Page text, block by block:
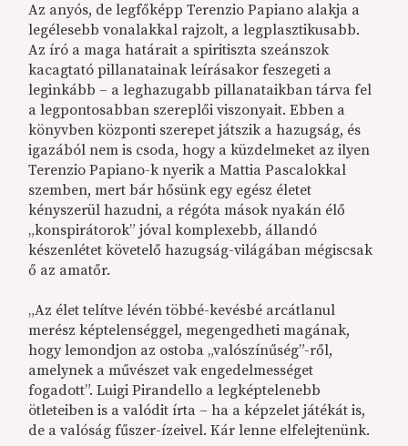
Az anyós, de legfőképp Terenzio Papiano alakja a
legélesebb vonalakkal rajzolt, a legplasztikusabb.
Az író a maga határait a spiritiszta szeánszok
kacagtató pillanatainak leírásakor feszegeti a
leginkább – a leghazugabb pillanataikban tárva fel
a legpontosabban szereplői viszonyait. Ebben a
könyvben központi szerepet játszik a hazugság, és
igazából nem is csoda, hogy a küzdelmeket az ilyen
Terenzio Papiano-k nyerik a Mattia Pascalokkal
szemben, mert bár hősünk egy egész életet
kényszerül hazudni, a régóta mások nyakán élő
„konspirátorok” jóval komplexebb, állandó
készenlétet követelő hazugság-világában mégiscsak
ő az amatőr.
„Az élet telítve lévén többé-kevésbé arcátlanul
merész képtelenséggel, megengedheti magának,
hogy lemondjon az ostoba „valószínűség”-ről,
amelynek a művészet vak engedelmességet
fogadott”. Luigi Pirandello a legképtelenebb
ötleteiben is a valódit írta – ha a képzelet játékát is,
de a valóság fűszer-ízeivel. Kár lenne elfelejtenünk.